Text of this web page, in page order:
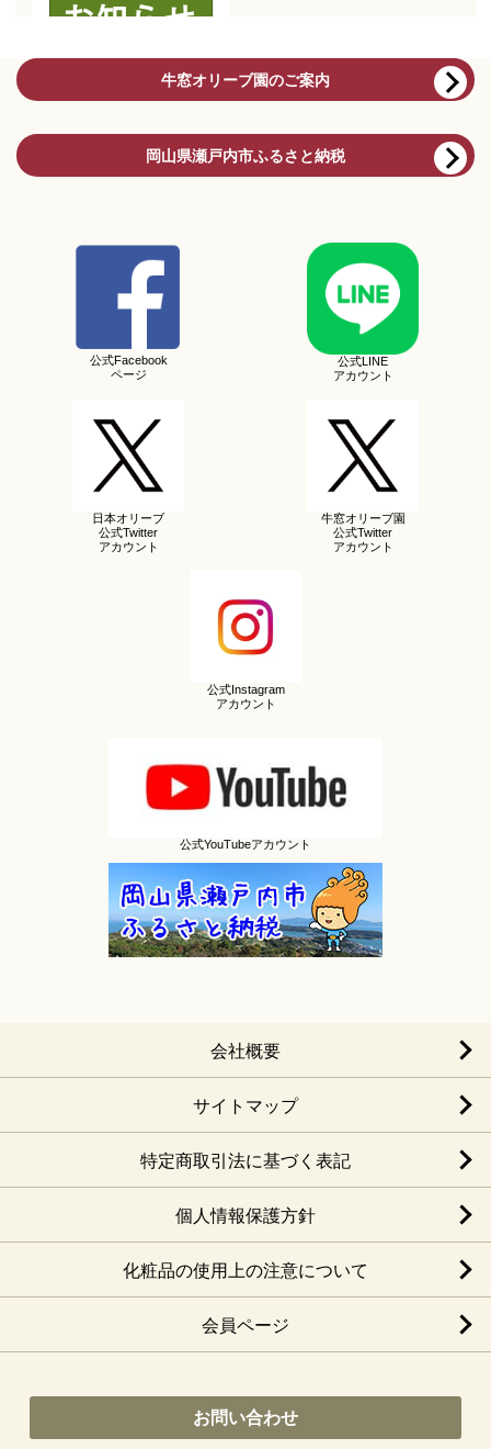
牛窓オリーブ園のご案内
岡山県瀬戸内市ふるさと納税
公式Facebook
ページ
公式LINE
アカウント
日本オリーブ
公式Twitter
アカウント
牛窓オリーブ園
公式Twitter
アカウント
公式Instagram
アカウント
公式YouTubeアカウント
会社概要
サイトマップ
特定商取引法に基づく表記
個人情報保護方針
化粧品の使用上の注意について
会員ページ
お問い合わせ